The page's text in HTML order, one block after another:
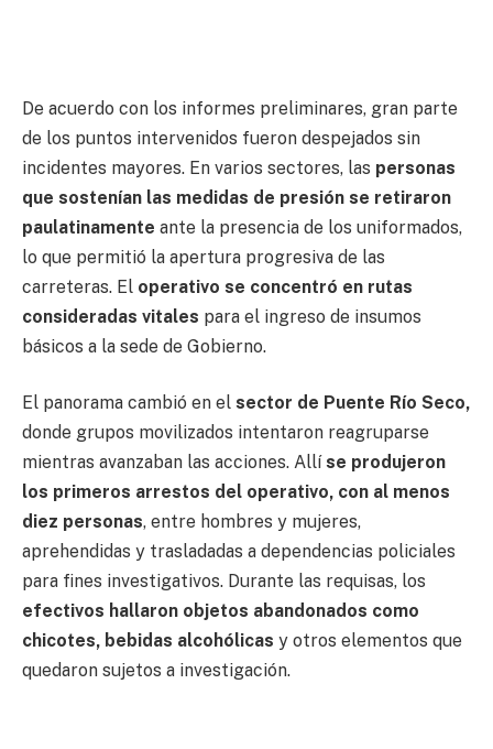
De acuerdo con los informes preliminares, gran parte
de los puntos intervenidos fueron despejados sin
incidentes mayores. En varios sectores, las personas
que sostenían las medidas de presión se retiraron
paulatinamente ante la presencia de los uniformados,
lo que permitió la apertura progresiva de las
carreteras. El operativo se concentró en rutas
consideradas vitales para el ingreso de insumos
básicos a la sede de Gobierno.
El panorama cambió en el sector de Puente Río Seco,
donde grupos movilizados intentaron reagruparse
mientras avanzaban las acciones. Allíse produjeron
los primeros arrestos del operativo, con al menos
diez personas, entre hombres y mujeres,
aprehendidas y trasladadas a dependencias policiales
para fines investigativos. Durante las requisas, los
efectivos hallaron objetos abandonados como
chicotes, bebidas alcohólicas y otros elementos que
quedaron sujetos a investigación.